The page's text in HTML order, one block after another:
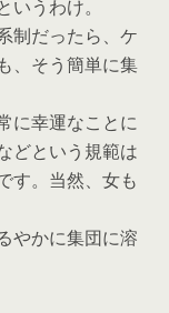
うわけ。
制だったら、ケ
、そう簡単に集
に幸運なことに
どという規範は
す。当然、女も
やかに集団に溶